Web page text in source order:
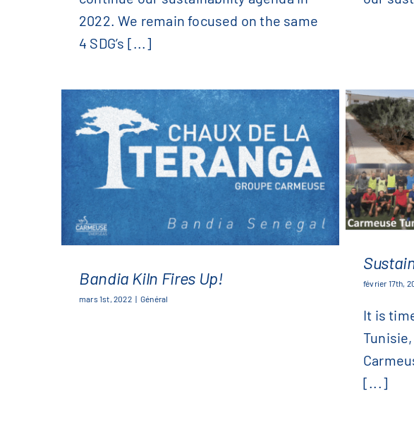
2022. We remain focused on the same
4 SDG’s [...]
Bandia Kiln Fires Up!
mars 1st, 2022 | Général
février 17th,
It is
[...]